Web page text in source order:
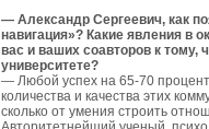
— Александр Сергеевич, как
навигация»? Какие явления в
вас и ваших соавторов к тому,
университете?
— Любой успех на 65-70
количества и качества этих
сколько от умения строить